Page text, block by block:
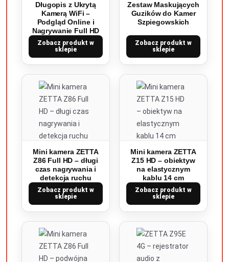
Długopis z Ukrytą
Kamerą WiFi –
Podgląd Online i
Nagrywanie Full HD
Zobacz produkt w
sklepie
Zestaw Maskujących
Guzików do Kamer
Szpiegowskich
Zobacz produkt w
sklepie
Mini kamera ZETTA
Z86 Full HD – długi
czas nagrywania i
detekcja ruchu
Zobacz produkt w
sklepie
Mini kamera ZETTA
Z15 HD – obiektyw
na elastycznym
kablu 14 cm
Zobacz produkt w
sklepie